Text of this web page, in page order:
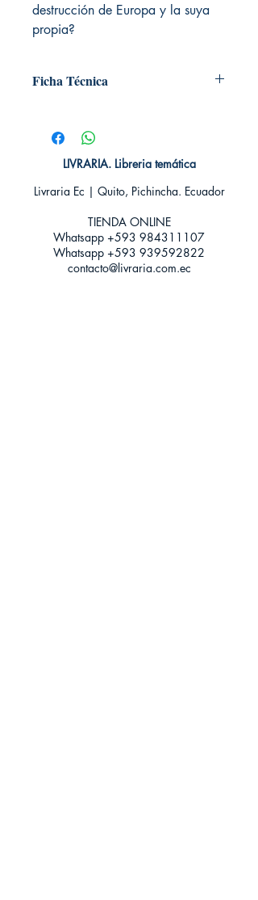
destrucción de Europa y la suya
propia?
Ficha Técnica
Editorial: ⁣CRITICA
Idioma: Castellano⁣
Encuadernación: Blanda⁣
Categoría: BIOGRAFIAS⁣
LIVRARIA. Libreria temática
Livraria Ec | Quito, Pichincha. Ecuador
TIENDA ONLINE​
Whatsapp +593 984311107
Whatsapp +593 939592822
contacto@livraria.com.ec